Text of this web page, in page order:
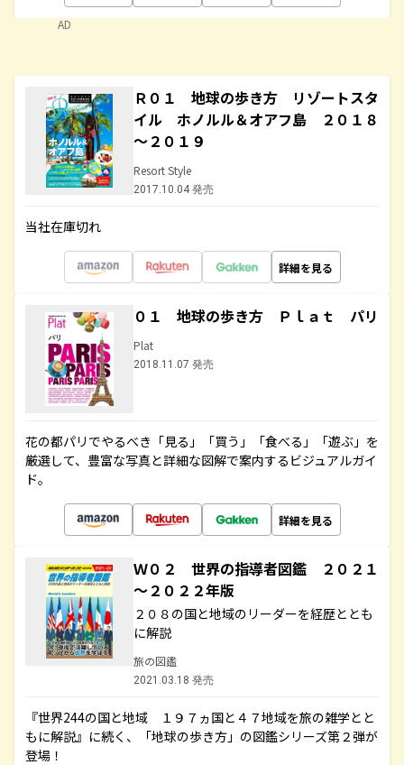
AD
Ｒ０１ 地球の歩き方 リゾートスタ
イル ホノルル＆オアフ島 ２０１８
～２０１９
Resort Style
2017.10.04 発売
当社在庫切れ
詳細を見る
０１ 地球の歩き方 Ｐｌａｔ パリ
Plat
2018.11.07 発売
花の都パリでやるべき「見る」「買う」「食べる」「遊ぶ」を
厳選して、豊富な写真と詳細な図解で案内するビジュアルガイ
ド。
詳細を見る
Ｗ０２ 世界の指導者図鑑 ２０２１
～２０２２年版
２０８の国と地域のリーダーを経歴ととも
に解説
旅の図鑑
2021.03.18 発売
『世界244の国と地域 １９７ヵ国と４７地域を旅の雑学とと
もに解説』に続く、「地球の歩き方」の図鑑シリーズ第２弾が
登場！